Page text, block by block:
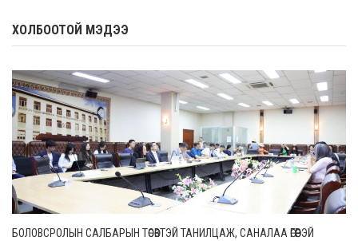
ХОЛБООТОЙ МЭДЭЭ
БОЛОВСРОЛЫН САЛБАРЫН ТӨСӨВТЭЙ ТАНИЛЦАЖ, САНАЛАА ӨГӨӨРЭЙ